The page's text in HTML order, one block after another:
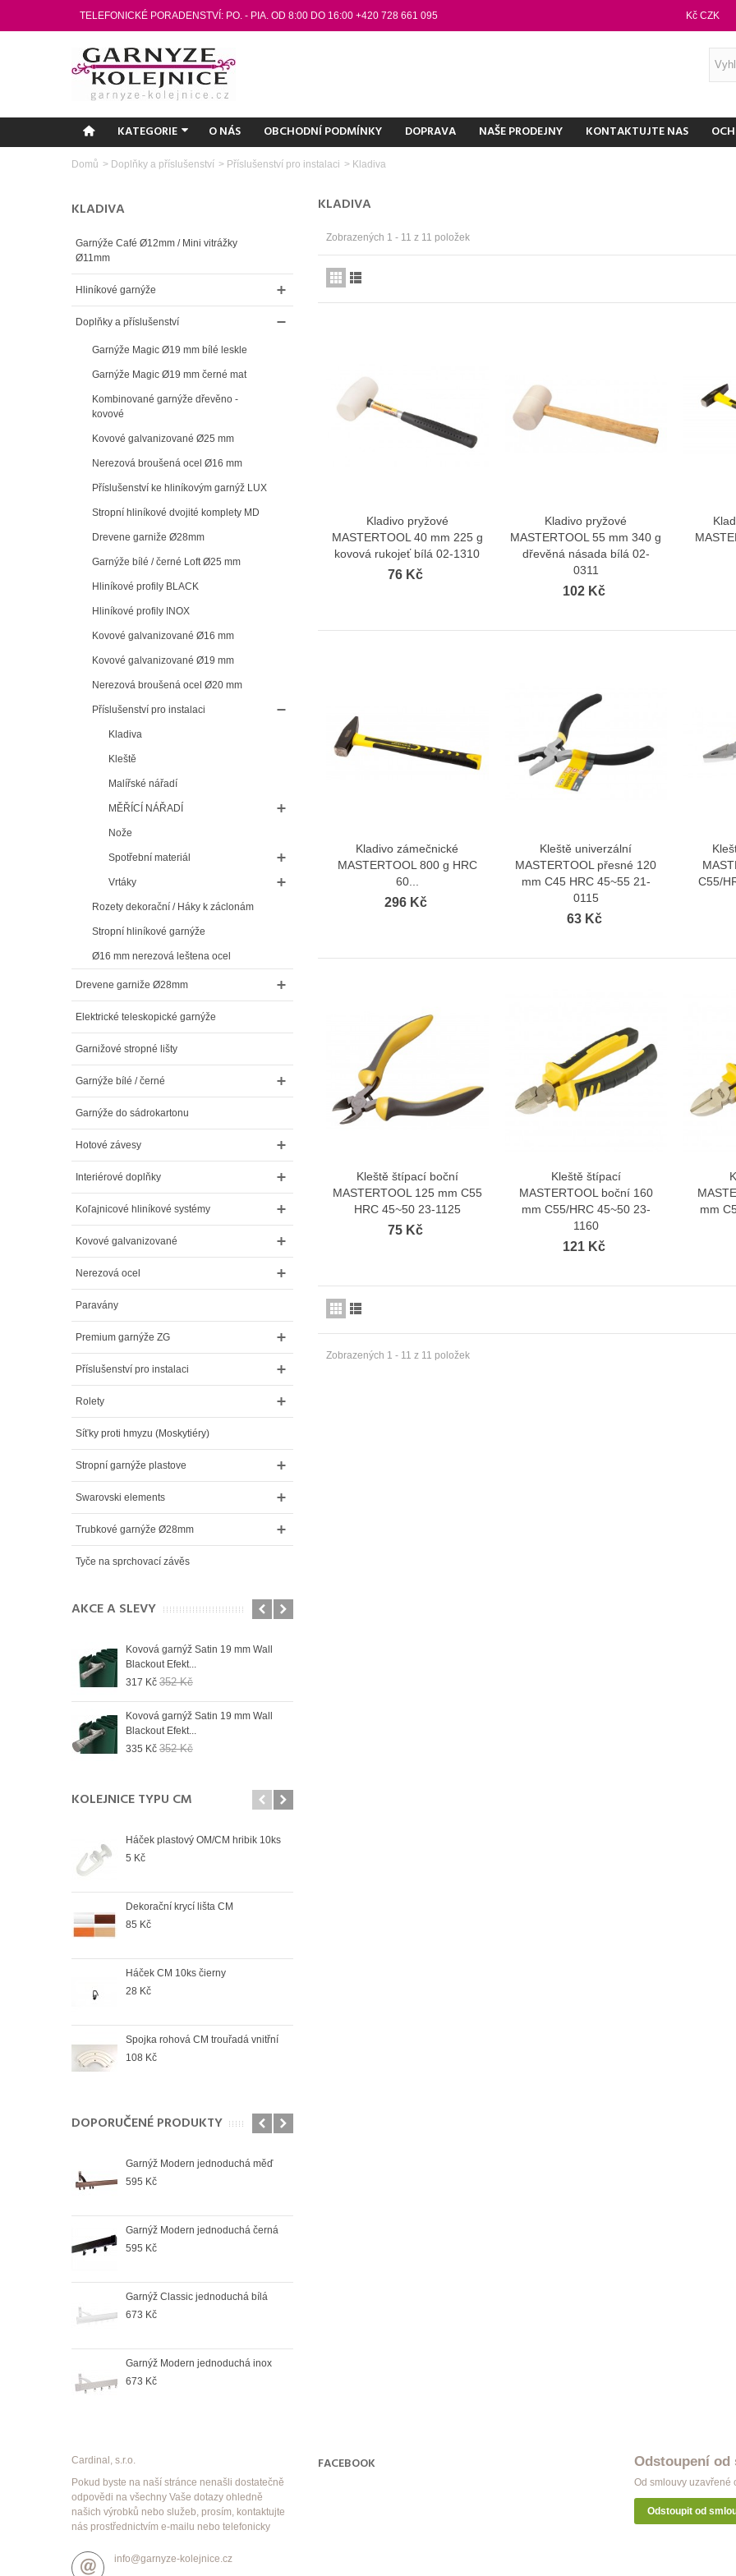
TELEFONICKÉ PORADENSTVÍ: PO. - PIA. OD 8:00 DO 16:00 +420 728 661 095 Kč CZK
KATEGORIE O NÁS OBCHODNÍ PODMÍNKY DOPRAVA NAŠE PRODEJNY KONTAKTUJTE NAS
Domů > Doplňky a příslušenství > Příslušenství pro instalaci > Kladiva
KLADIVA
Garnýže Café Ø12mm / Mini vitrážky
Ø11mm
Hliníkové garnýže
Doplňky a příslušenství
Garnýže Magic Ø19 mm bílé leskle
Garnýže Magic Ø19 mm černé mat
Kombinované garnýže dřevěno -
kovové
Kovové galvanizované Ø25 mm
Nerezová broušená ocel Ø16 mm
Příslušenství ke hliníkovým garnýž LUX
Stropní hliníkové dvojité komplety MD
Drevene garniže Ø28mm
Garnýže bílé / černé Loft Ø25 mm
Hliníkové profily BLACK
Hliníkové profily INOX
Kovové galvanizované Ø16 mm
Kovové galvanizované Ø19 mm
Nerezová broušená ocel Ø20 mm
Příslušenství pro instalaci
Kladiva
Kleště
Malířské nářadí
MĚŘÍCÍ NÁŘADÍ
Nože
Spotřební materiál
Vrtáky
Rozety dekorační / Háky k záclonám
Stropní hliníkové garnýže
Ø16 mm nerezová leštena ocel
Drevene garniže Ø28mm
Elektrické teleskopické garnýže
Garnižové stropné lišty
Garnýže bílé / černé
Garnýže do sádrokartonu
Hotové závesy
Interiérové doplňky
Koľajnicové hliníkové systémy
Kovové galvanizované
Nerezová ocel
Paravány
Premium garnýže ZG
Příslušenství pro instalaci
Rolety
Síťky proti hmyzu (Moskytiéry)
Stropní garnýže plastove
Swarovski elements
Trubkové garnýže Ø28mm
Tyče na sprchovací závěs
AKCE A SLEVY
Kovová garnýž Satin 19 mm Wall
Blackout Efekt...
317 Kč 352 Kč
Kovová garnýž Satin 19 mm Wall
Blackout Efekt...
335 Kč 352 Kč
KOLEJNICE TYPU CM
Háček plastový OM/CM hribik 10ks
5 Kč
Dekorační krycí lišta CM
85 Kč
Háček CM 10ks čierny
28 Kč
Spojka rohová CM trouřadá vnitřní
108 Kč
DOPORUČENÉ PRODUKTY
Garnýž Modern jednoduchá měď
595 Kč
Garnýž Modern jednoduchá černá
595 Kč
Garnýž Classic jednoduchá bílá
673 Kč
Garnýž Modern jednoduchá inox
673 Kč
KLADIVA
Zobrazených 1 - 11 z 11 položek
Zobrazit více
Kladivo pryžové
MASTERTOOL 40 mm 225 g
kovová rukojeť bílá 02-1310
76 Kč
Zobrazit více
Kladivo pryžové
MASTERTOOL 55 mm 340 g
dřevěná násada bílá 02-
0311
102 Kč
Zobrazit více
Kladivo zámečnické
MASTERTOOL 800 g HRC
60...
296 Kč
Zobrazit více
Kleště univerzální
MASTERTOOL přesné 120
mm C45 HRC 45~55 21-
0115
63 Kč
C55/
Zobrazit více
Kleště štípací boční
MASTERTOOL 125 mm C55
HRC 45~50 23-1125
75 Kč
Zobrazit více
Kleště štípací
MASTERTOOL boční 160
mm C55/HRC 45~50 23-
1160
121 Kč
mm
Zobrazených 1 - 11 z 11 položek
Cardinal, s.r.o.
Pokud byste na naší stránce nenašli dostatečně
odpovědi na všechny Vaše dotazy ohledně
našich výrobků nebo služeb, prosím, kontaktujte
nás prostřednictvím e-mailu nebo telefonicky
info@garnyze-kolejnice.cz
FACEBOOK Odstoupení od
Od smlouvy uzavřené
Odstoupit od